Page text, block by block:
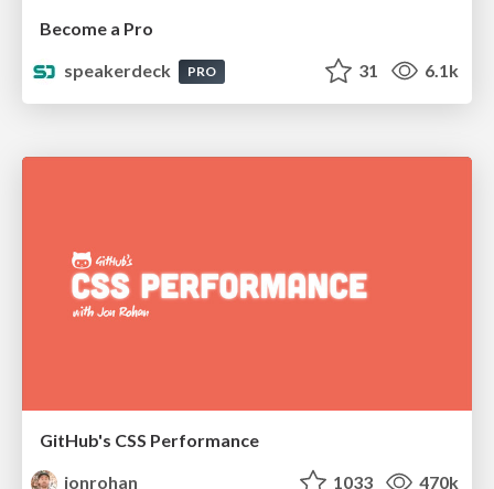
Become a Pro
speakerdeck
PRO 31 6.1k
GitHub's CSS Performance
jonrohan
1033 470k